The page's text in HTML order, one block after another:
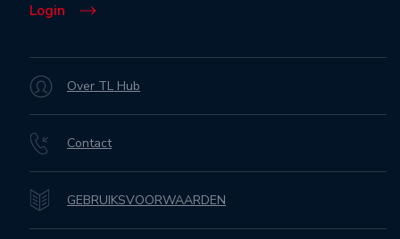
Login
Over TL Hub
Contact
GEBRUIKSVOORWAARDEN